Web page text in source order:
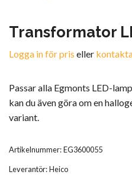
Transformator
Logga in för pris eller
Passar alla Egmonts LED-
kan du även göra om en
variant.
Artikelnummer:EG3600055
Leverantör:Heico